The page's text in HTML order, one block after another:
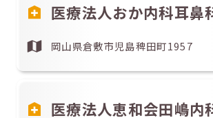
医療法人おか内科耳鼻
岡山県倉敷市児島稗田町1957
医療法人恵和会田嶋内